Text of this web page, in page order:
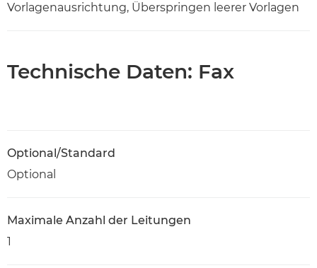
Vorlagenausrichtung, Überspringen leerer Vorlagen
Technische Daten: Fax
Optional/Standard
Optional
Maximale Anzahl der Leitungen
1